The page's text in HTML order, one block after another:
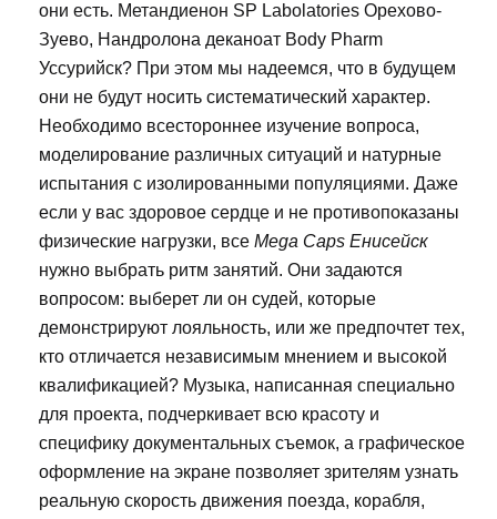
они есть. Метандиенон SP Labolatories Орехово-
Зуево, Нандролона деканоат Body Pharm
Уссурийск? При этом мы надеемся, что в будущем
они не будут носить систематический характер.
Необходимо всестороннее изучение вопроса,
моделирование различных ситуаций и натурные
испытания с изолированными популяциями. Даже
если у вас здоровое сердце и не противопоказаны
физические нагрузки, все Mega Caps Енисейск
нужно выбрать ритм занятий. Они задаются
вопросом: выберет ли он судей, которые
демонстрируют лояльность, или же предпочтет тех,
кто отличается независимым мнением и высокой
квалификацией? Музыка, написанная специально
для проекта, подчеркивает всю красоту и
специфику документальных съемок, а графическое
оформление на экране позволяет зрителям узнать
реальную скорость движения поезда, корабля,